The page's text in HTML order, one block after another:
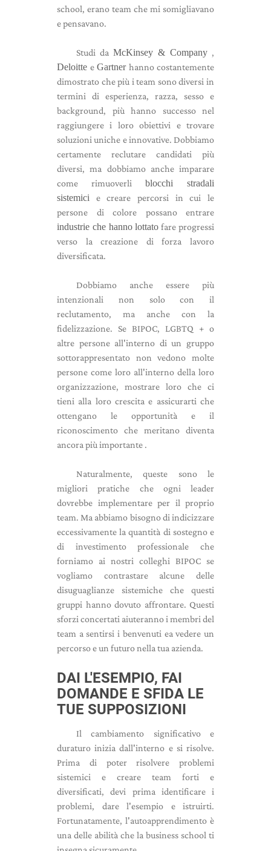
school, erano team che mi somigliavano
e pensavano.
Studi da McKinsey & Company ,
Deloitte e Gartnerhanno costantemente
dimostrato che più i team sono diversi in
termini di esperienza, razza, sesso e
background, più hanno successo nel
raggiungere i loro obiettivi e trovare
soluzioni uniche e innovative. Dobbiamo
certamente reclutare candidati più
diversi, ma dobbiamo anche imparare
come rimuoverli blocchi stradali
sistemici e creare percorsi in cui le
persone di colore possano entrare
industrie che hanno lottato fare progressi
verso la creazione di forza lavoro
diversificata.
Dobbiamo anche essere più
intenzionali non solo con il
reclutamento, ma anche con la
fidelizzazione. Se BIPOC, LGBTQ + o
altre persone all'interno di un gruppo
sottorappresentato non vedono molte
persone come loro all'interno della loro
organizzazione, mostrare loro che ci
tieni alla loro crescita e assicurarti che
ottengano le opportunità e il
riconoscimento che meritano diventa
ancora più importante .
Naturalmente, queste sono le
migliori pratiche che ogni leader
dovrebbe implementare per il proprio
team. Ma abbiamo bisogno di indicizzare
eccessivamente la quantità di sostegno e
di investimento professionale che
forniamo ai nostri colleghi BIPOC se
vogliamo contrastare alcune delle
disuguaglianze sistemiche che questi
gruppi hanno dovuto affrontare. Questi
sforzi concertati aiuteranno i membri del
team a sentirsi i benvenuti ea vedere un
percorso e un futuro nella tua azienda.
DAI L'ESEMPIO, FAI
DOMANDE E SFIDA LE
TUE SUPPOSIZIONI
Il cambiamento significativo e
duraturo inizia dall'interno e si risolve.
Prima di poter risolvere problemi
sistemici e creare team forti e
diversificati, devi prima identificare i
problemi, dare l'esempio e istruirti.
Fortunatamente, l'autoapprendimento è
una delle abilità che la business school ti